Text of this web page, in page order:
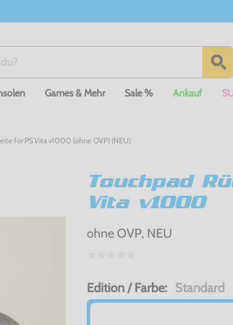
Games & Mehr Sale % Ankauf
für PS Vita v1000 (ohne OVP) (NEU)
Touchpad
Vita v1000
ohne OVP, NEU
Edition / Farbe: Standard